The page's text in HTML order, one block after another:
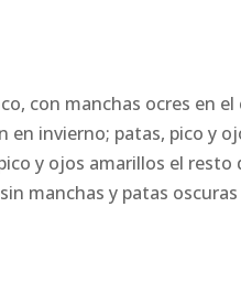
con manchas ocres en
en invierno; patas, pico y
y ojos amarillos el resto
manchas y patas oscuras